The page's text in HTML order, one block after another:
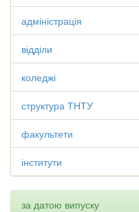
адміністрація
відділи
коледжі
структура ТНТУ
факультети
інститути
за датою випуску